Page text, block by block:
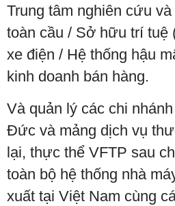
Trung tâm nghiên cứu
toàn cầu / Sở hữu trí tuệ
xe điện / Hệ thống hậu
kinh doanh bán hàng.
Và quản lý các chi
Đức và mảng dịch vụ
lại, thực thể VFTP sau
toàn bộ hệ thống nhà
xuất tại Việt Nam cùng